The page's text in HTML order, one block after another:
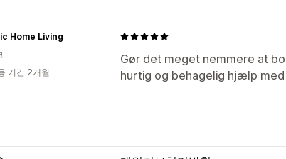
Gør det meget nemmere at
hurtig og behagelig hjælp
Home Living
기간 2개월